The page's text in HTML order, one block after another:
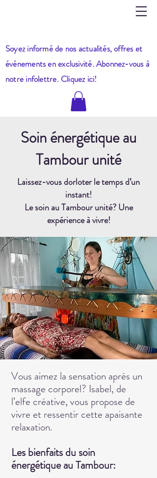
Soyez informé de nos actualités, offres et
événements en exclusivité. Abonnez-vous à
notre infolettre. Cliquez ici!
Soin énergétique au
Tambour unité
Laissez-vous dorloter le temps d’un
instant!
Le soin au Tambour unité? Une
expérience à vivre!
Vous aimez la sensation après un
massage corporel? Isabel, de
l’elfe créative, vous propose de
vivre et ressentir cette apaisante
relaxation.
Les bienfaits du soin
énergétique au Tambour: